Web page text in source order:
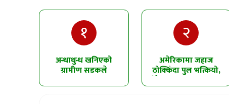
१
अन्धाधुन्ध खनिएको
ग्रामीण सडकले
खसेको शंका
२
अमेरिकामा जहाज
ठोक्किँदा पुल भत्कियो,
धेरै सवारीसाधन पानीमा
खसे